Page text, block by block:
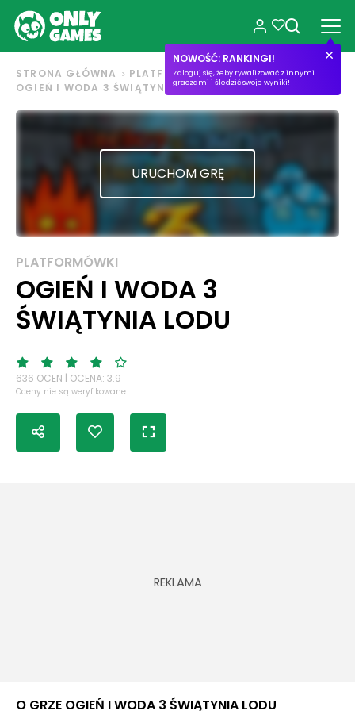
NOWOŚĆ: RANKINGI!
Zaloguj się, żeby rywalizować z innymi
graczami i śledzić swoje wyniki!
STRONA GŁÓWNA
PLATFORMÓWKI
OGIEŃ I WODA 3 ŚWIĄTYNIA LODU
URUCHOM GRĘ
PLATFORMÓWKI
OGIEŃ I WODA 3
ŚWIĄTYNIA LODU
636 OCEN | OCENA: 3.9
Oceny nie są weryfikowane
O GRZE OGIEŃ I WODA 3 ŚWIĄTYNIA LODU